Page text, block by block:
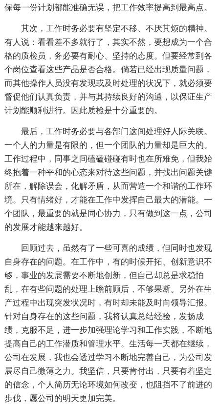
保每一份计划都能准确无误，把工作效率提高到最高点。
其次，工作时务必要有坚定不移、不厌其烦的精神。
有人说：看看差不多就行了，其实不然，要想成为一个合
格的质检员，务必要有耐心、坚持的态度。但要经常到各
个岗位查看这些产品是否合格。倘若已经出现质量问题，
而其他操作人员没有发现或及时处理的状况下，就必须要
督促他们认真负责，并与其持续良好的沟通，以保证生产
计划能顺利进行。因此质检是十分重要的。
最后，工作时务必要与各部门这间处理好人际关联。
一个人的力量是有限的，但一个团队的力量却是巨大的。
工作过程中，同事之间磕磕碰碰有时也在所难免，但我始
终抱着一种平和的心态来对待这些问题，并找出问题关键
所在，解除误会，化解矛盾，从而营造一个和谐的工作环
境。只有情绪好，才能在工作中发挥自己最大的潜能。一
个团队，最重要的就是同心协力，只有做到这一点，公司
的发展才能越来越好。
回顾过去，虽然有了一些可喜的成绩，但同时也发现
自身存在的问题。在工作中，有的时候开拓、创新意识不
够，事业的发展需要不断地创新，但自己却总是求稳怕
乱，在有些问题的处理上瞻前顾后，不够果断。另外在生
产过程中出现突发状况时，有时却未能及时向领导汇报。
针对自身存在的这些问题，我将认真总结经验，发扬成
绩，克服不足，进一步加强理论学习和工作实践，不断地
提高自己的工作潜质和管理水平。生活每一天都在继续，
公司在发展，我也会透过学习不断地完善自己，为公司发
展尽自己微薄之力。我坚信，只要肯付出，只要有着坚定
的信念，个人简历无论环境如何改变，也阻挡不了前进的
步伐，愿公司的明天更加完美。